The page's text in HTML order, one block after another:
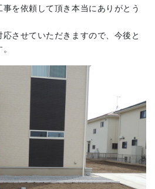
を依頼して頂き本当にありがとう
させていただきますので、今後と